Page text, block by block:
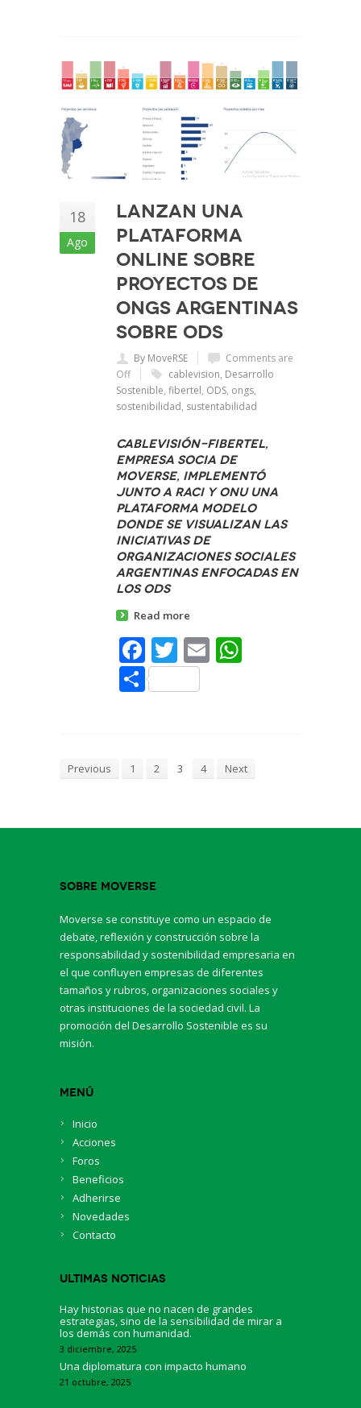
18
Ago
Lanzan una
plataforma
online sobre
proyectos de
ONGs argentinas
sobre ODS
By MoveRSE
Comments are
Off
cablevision, Desarrollo
Sostenible, fibertel, ODS, ongs,
sostenibilidad, sustentabilidad
Cablevisión-Fibertel,
empresa socia de
Moverse, implementó
junto a RACI y ONU una
plataforma modelo
donde se visualizan las
iniciativas de
organizaciones sociales
argentinas enfocadas en
los ODS
Read more
Facebook
Twitter
Email
Share
Previous 1 2 3 4 Next
Sobre Moverse
Moverse se constituye como un espacio de
debate, reflexión y construcción sobre la
responsabilidad y sostenibilidad empresaria en
el que confluyen empresas de diferentes
tamaños y rubros, organizaciones sociales y
otras instituciones de la sociedad civil. La
promoción del Desarrollo Sostenible es su
misión.
Menú
Inicio
Acciones
Foros
Beneficios
Adherirse
Novedades
Contacto
Ultimas Noticias
Hay historias que no nacen de grandes
estrategias, sino de la sensibilidad de mirar a
los demás con humanidad.
3 diciembre, 2025
Una diplomatura con impacto humano
21 octubre, 2025